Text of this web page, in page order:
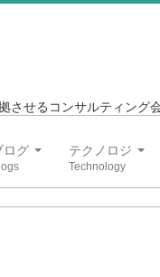
させるコンサルティング
ログ テクノロジ